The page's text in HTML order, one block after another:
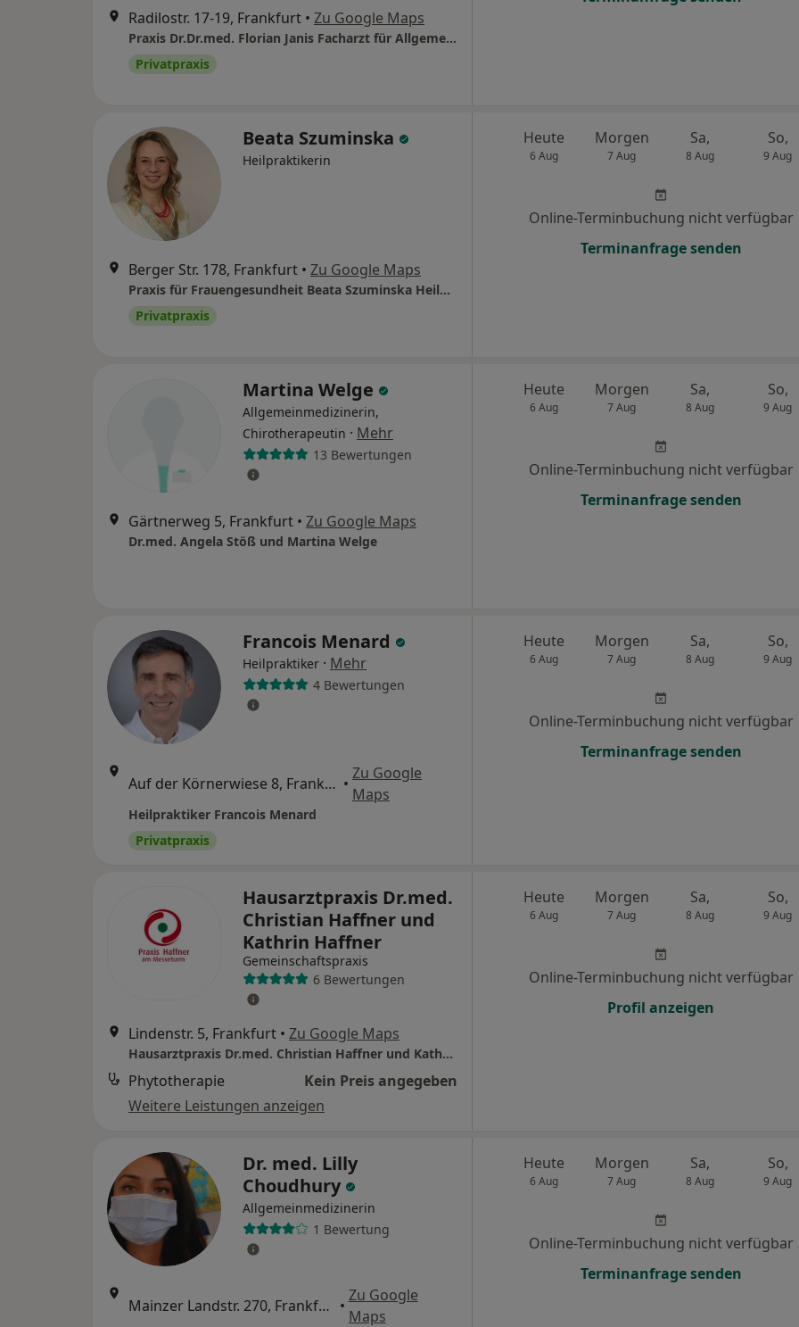
Radilostr. 17-19, Frankfurt • Zu Google Maps
Praxis Dr.Dr.med. Florian Janis Facharzt für Allgemeinmedizin
Privatpraxis
Beata Szuminska
Heilpraktikerin
Berger Str. 178, Frankfurt • Zu Google Maps
Praxis für Frauengesundheit Beata Szuminska Heilpraktikerin
Privatpraxis
Heute
6 Aug
Morgen
7 Aug
Sa,
8 Aug
So,
9 Aug
Online-Terminbuchung nicht verfügbar
Terminanfrage senden
Martina Welge
Allgemeinmedizinerin,
Chirotherapeutin · Mehr
13 Bewertungen
Gärtnerweg 5, Frankfurt • Zu Google Maps
Dr.med. Angela Stöß und Martina Welge
Heute
6 Aug
Morgen
7 Aug
Sa,
8 Aug
So,
9 Aug
Online-Terminbuchung nicht verfügbar
Terminanfrage senden
Francois Menard
Heilpraktiker · Mehr
4 Bewertungen
Auf der Körnerwiese 8, Frankfurt •
Zu Google
Maps
Heilpraktiker Francois Menard
Privatpraxis
Heute
6 Aug
Morgen
7 Aug
Sa,
8 Aug
So,
9 Aug
Online-Terminbuchung nicht verfügbar
Terminanfrage senden
Hausarztpraxis Dr.med.
Christian Haffner und
Kathrin Haffner
Gemeinschaftspraxis
6 Bewertungen
Lindenstr. 5, Frankfurt • Zu Google Maps
Hausarztpraxis Dr.med. Christian Haffner und Kathrin Haffner
Phytotherapie
Kein Preis angegeben
Weitere Leistungen anzeigen
Heute
6 Aug
Morgen
7 Aug
Sa,
8 Aug
So,
9 Aug
Online-Terminbuchung nicht verfügbar
Profil anzeigen
Dr. med. Lilly
Choudhury
Allgemeinmedizinerin
1 Bewertung
Mainzer Landstr. 270, Frankfurt •
Zu Google
Maps
Heute
6 Aug
Morgen
7 Aug
Sa,
8 Aug
So,
9 Aug
Online-Terminbuchung nicht verfügbar
Terminanfrage senden